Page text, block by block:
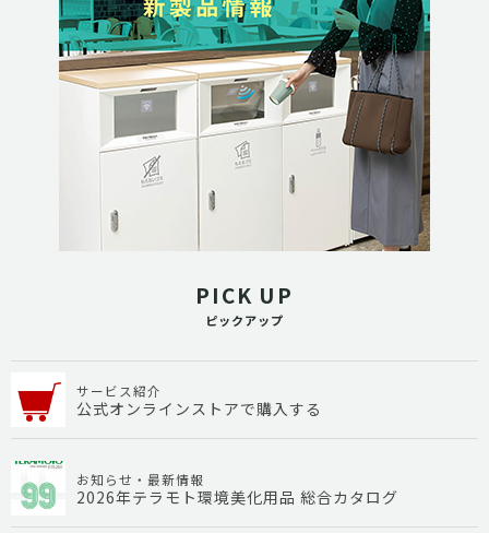
PICK UP
ピックアップ
サービス紹介
公式オンラインストアで購入する
お知らせ・最新情報
2026年テラモト環境美化用品 総合カタログ